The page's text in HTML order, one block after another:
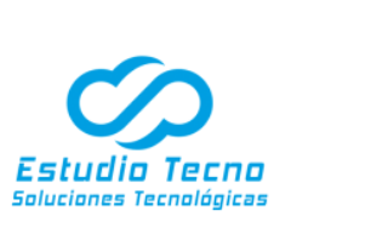
navegación
contenido